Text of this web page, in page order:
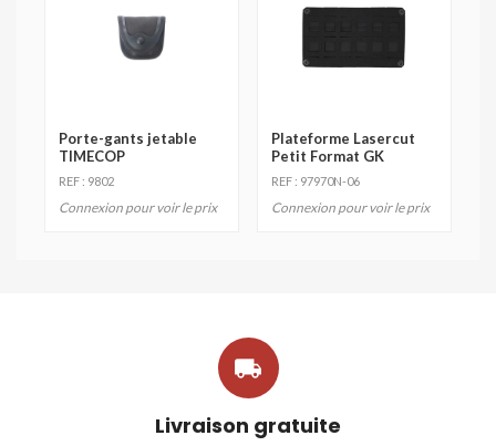
Porte-gants jetable
TIMECOP
REF : 9802
Connexion pour voir le prix
Plateforme Lasercut
Petit Format GK
REF : 97970N-06
Connexion pour voir le prix

Livraison gratuite